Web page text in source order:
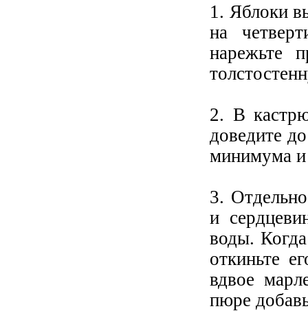
1. Яблоки
на
нарежьте
2. В
доведите
минимума и
3.
и
воды.
откиньте
вдвое
пюре